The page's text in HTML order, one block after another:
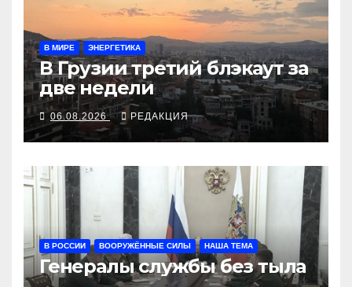
В МИРЕ ЭНЕРГЕТИКА
В Грузии третий блэкаут за
две недели
06.08.2026 РЕДАКЦИЯ
В РОССИИ ВООРУЖЁННЫЕ СИЛЫ НАША ТЕМА
Генералы службы без тыла